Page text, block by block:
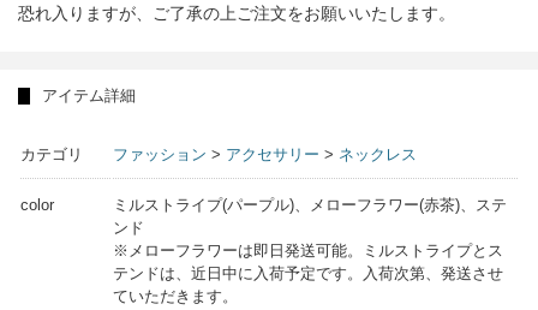
恐れ入りますが、ご了承の上ご注文をお願いいたします。
アイテム詳細
カテゴリ ファッション > アクセサリー > ネックレス
color
ミルストライプ(パープル)、メローフラワー(赤茶)、ステ
ンド
※メローフラワーは即日発送可能。ミルストライプとス
テンドは、近日中に入荷予定です。入荷次第、発送させ
ていただきます。